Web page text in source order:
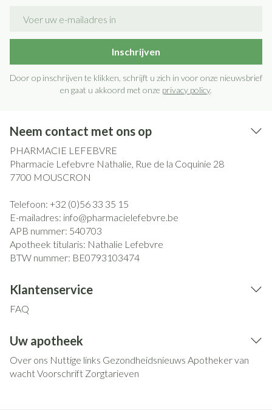
Inschrijven
Door op inschrijven te klikken, schrijft u zich in voor onze nieuwsbrief
en gaat u akkoord met onze privacy policy.
Neem contact met ons op
PHARMACIE LEFEBVRE
Pharmacie Lefebvre Nathalie, Rue de la Coquinie 28
7700 MOUSCRON
Telefoon: +32 (0)56 33 35 15
E-mailadres: info@pharmacielefebvre.be
APB nummer: 540703
Apotheek titularis: Nathalie Lefebvre
BTW nummer: BE0793103474
Klantenservice
FAQ
Uw apotheek
Over ons Nuttige links Gezondheidsnieuws Apotheker van
wachtVoorschrift Zorgtarieven